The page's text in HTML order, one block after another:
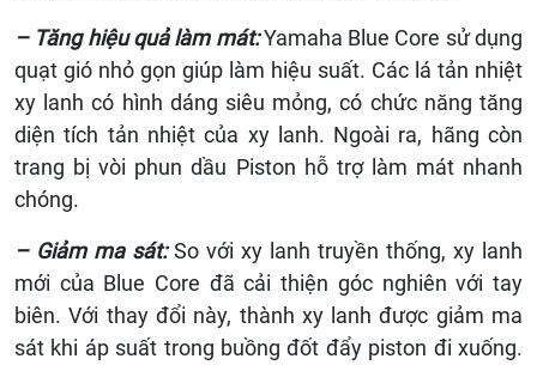
– Tăng hiệu quả làm mát:Yamaha Blue Core sử dụng
quạt gió nhỏ gọn giúp làm hiệu suất. Các lá tản nhiệt
xy lanh có hình dáng siêu mỏng, có chức năng tăng
diện tích tản nhiệt của xy lanh. Ngoài ra, hãng còn
trang bị vòi phun dầu Piston hỗ trợ làm mát nhanh
chóng.
– Giảm ma sát:So với xy lanh truyền thống, xy lanh
mới của Blue Core đã cải thiện góc nghiên với tay
biên. Với thay đổi này, thành xy lanh được giảm ma
sát khi áp suất trong buồng đốt đẩy piston đi xuống.